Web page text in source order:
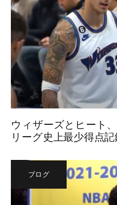
ウィザーズとヒート
リーグ史上最少得点
ブログ